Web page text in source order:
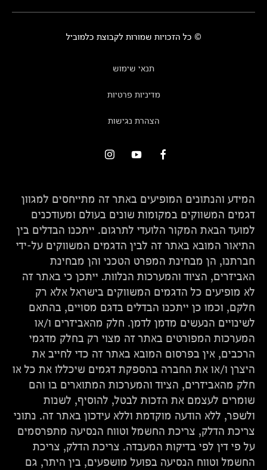
© כל הזכויות שמורות לקבוצת כלמוביל
תנאי שימוש
מדיניות פרטיות
הצהרת נגישות
המידע והנתונים המופיעים באתר זה מתייחסים למגוון
דגמים המשווקים במקומות שונים בעולם ומעודכנים
למועד הבאת המקור הלועדי לתרגום. ייתכנו הבדלים בין
התיאור המובא באתר זה לבין הדגמים המשווקים על-ידי
חברתנו, הן מבחינת המפרט הטכני והן מבחינת
האביזרים, הציוד והמערכות הנלוות. ייתכן כי באתר זה
לא מופיעים כל הדגמים המשווקים בישראל אלא רק
חלקם, וכמו כן ייתכנו הבדלים בדגם מסויים, בהתאם
לשינויים הנעשים מדמן לדמן. חלק מהאביזרים ו/או
המערכות המפורטים באתר זה מצוי רק בחלק מדגמי
הרכבים, אין בפרסום המובא באתר זה כדי לחייב את
היצרן ו/או את החברה בהספקת דגמים שיכללו את כל או
חלק מהאביזרים, הציוד והמערכות המתוארים בו והם
שומרים לעצמם את הזכות לבטל, להוסיף, לשנות
ולשפר, ללא הודעה מוקדמת וללא עידכון באתר זה. נתוני
צריכת הדלק, צריכת החשמל וטווח הנסיעה מתפרסמים
על פי דין לפי בדיקות המעבדה. צריכת הדלק, צריכת
החשמל וטווח הנסיעה בפועל מושפעים, בין היתר, גם